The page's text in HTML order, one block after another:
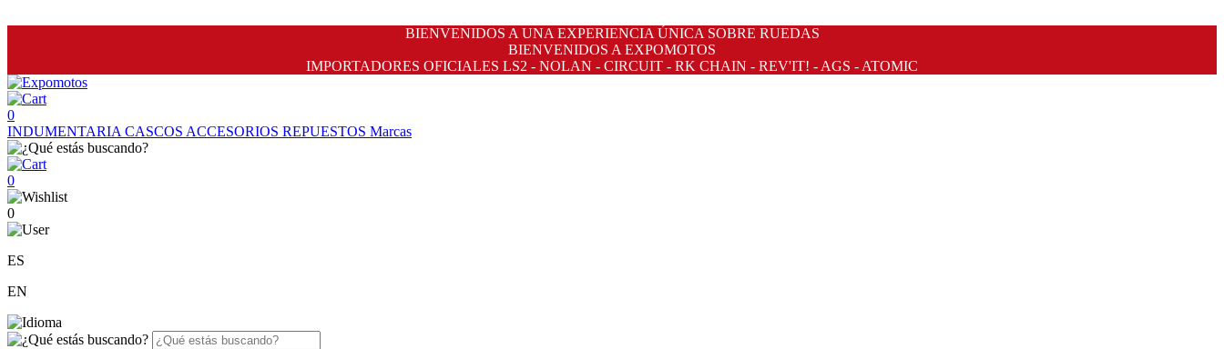
BIENVENIDOS A UNA EXPERIENCIA ÚNICA SOBRE RUEDAS
BIENVENIDOS A EXPOMOTOS
IMPORTADORES OFICIALES LS2 - NOLAN - CIRCUIT - RK CHAIN - REV'IT! - AGS - ATOMIC
0
INDUMENTARIA CASCOS ACCESORIOS REPUESTOS Marcas
0
0
ES
EN